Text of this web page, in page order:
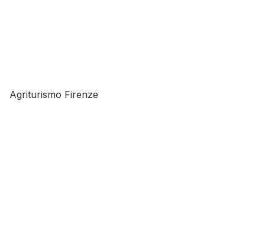
Agriturismo Firenze